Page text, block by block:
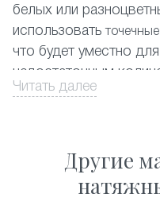
белых или
использовать
что будет уместно
недостаточным
Оформите заказ на
кратчайшие сроки
Читать далее
Другие